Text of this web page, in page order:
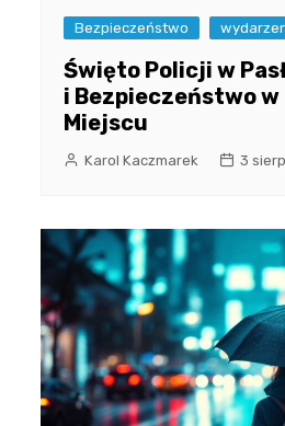
Bezpieczeństwo
Święto Policji w
i Bezpieczeństwo
Miejscu
Karol Kaczmarek 3